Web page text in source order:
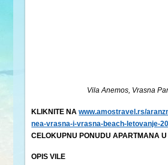
Vila Anemos, Vrasna
KLIKNITE NAwww.amostravel.rs/
nea-vrasna-i-vrasna-beach-letovanje-
CELOKUPNU PONUDU APARTMANA
OPIS VILE